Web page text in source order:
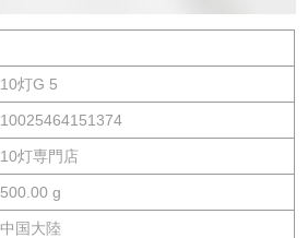
10灯G 5
10025464151374
10灯専門店
500.00 g
中国大陸